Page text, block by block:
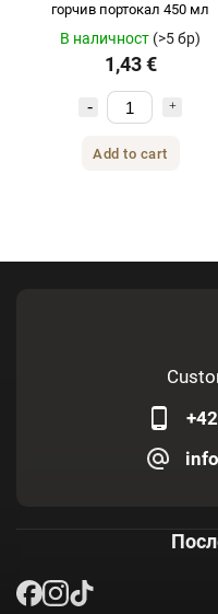
горчив портокал 450 мл
В наличност (>5 бр)
1,43 €
Add to cart